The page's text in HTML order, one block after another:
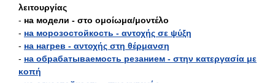
λειτουργίας
- на модели - στο ομοίωμα/μοντέλο
- на морозостойкость - αντοχής σε ψύξη
- на нагрев - αντοχής στη θέρμανση
- на обрабатываемость резанием - στην κατεργασία με
κοπή